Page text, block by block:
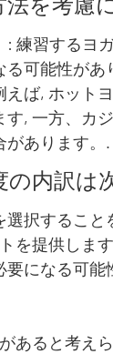
練習するヨ
可能性が
ば, ホット
, 一方、カ
があります。.
内訳は
択するこ
を提供しま
になる可
あると考え